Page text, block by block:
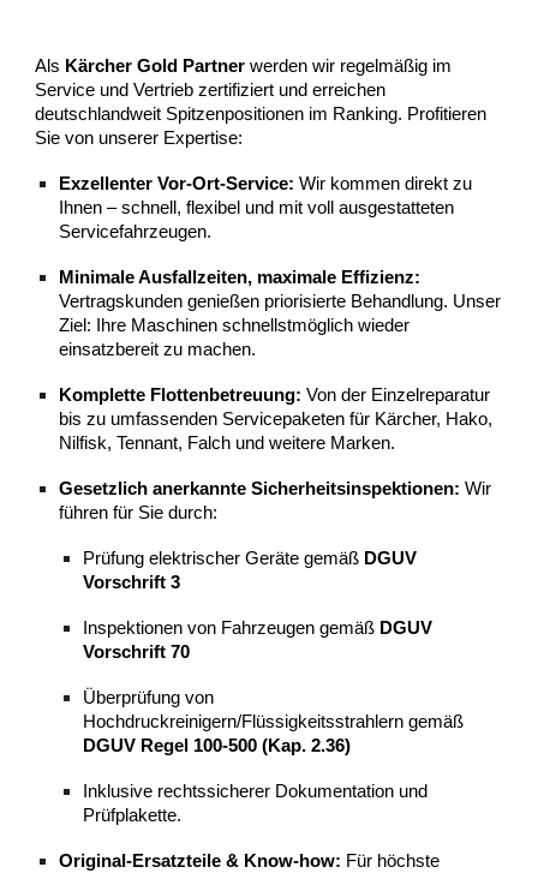
Als Kärcher Gold Partner werden wir regelmäßig im
Service und Vertrieb zertifiziert und erreichen
deutschlandweit Spitzenpositionen im Ranking. Profitieren
Sie von unserer Expertise:
Exzellenter Vor-Ort-Service: Wir kommen direkt zu
Ihnen – schnell, flexibel und mit voll ausgestatteten
Servicefahrzeugen.
Minimale Ausfallzeiten, maximale Effizienz:
Vertragskunden genießen priorisierte Behandlung. Unser
Ziel: Ihre Maschinen schnellstmöglich wieder
einsatzbereit zu machen.
Komplette Flottenbetreuung: Von der Einzelreparatur
bis zu umfassenden Servicepaketen für Kärcher, Hako,
Nilfisk, Tennant, Falch und weitere Marken.
Gesetzlich anerkannte Sicherheitsinspektionen: Wir
führen für Sie durch:
Prüfung elektrischer Geräte gemäß DGUV
Vorschrift 3
Inspektionen von Fahrzeugen gemäß DGUV
Vorschrift 70
Überprüfung von
Hochdruckreinigern/Flüssigkeitsstrahlern gemäß
DGUV Regel 100-500 (Kap. 2.36)
Inklusive rechtssicherer Dokumentation und
Prüfplakette.
Original-Ersatzteile & Know-how: Für höchste